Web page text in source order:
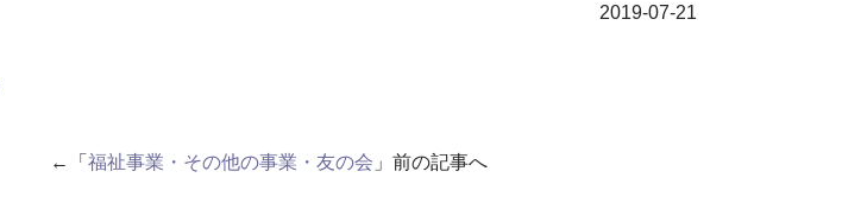
2019-07-21
←「 福祉事業・その他の事業・友の会 」前の記事へ